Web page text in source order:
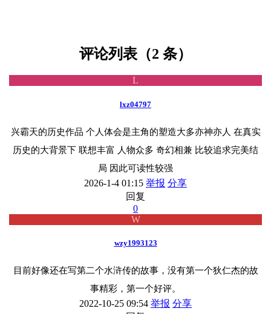
评论列表（2 条）
L
lxz04797
兴霸天的历史作品 个人体会是主角的塑造大多亦神亦人 在真实
历史的大背景下 联想丰富 人物众多 奇幻相兼 比较追求完美结
局 因此可读性较强
2026-1-4 01:15 举报 分享
回复
0
W
wzy1993123
目前好像还在写第二个水浒传的故事，没有第一个狄仁杰的故
事精彩，第一个好评。
2022-10-25 09:54 举报 分享